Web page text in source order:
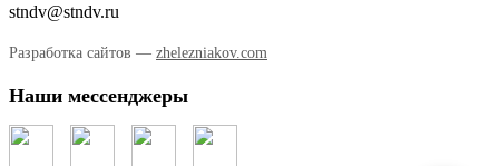
stndv@stndv.ru
Разработка сайтов — zhelezniakov.com
Наши мессенджеры